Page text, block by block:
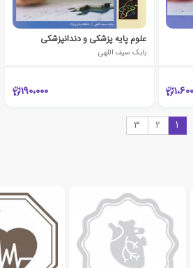
علوم پایه پزشکی و دندانپزشکی
بابک سیف اللهی
190،000
1
2
3